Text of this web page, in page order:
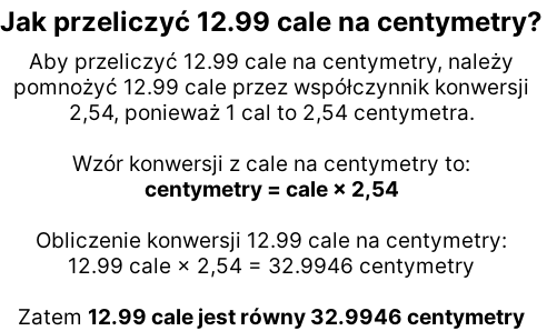
Jak przeliczyć 12.99 cale na centymetry?
Aby przeliczyć 12.99 cale na centymetry, należy
pomnożyć 12.99 cale przez współczynnik konwersji
2,54, ponieważ 1 cal to 2,54 centymetra.
Wzór konwersji z cale na centymetry to:
centymetry = cale × 2,54
Obliczenie konwersji 12.99 cale na centymetry:
12.99 cale × 2,54 = 32.9946 centymetry
Zatem 12.99 cale jest równy 32.9946 centymetry